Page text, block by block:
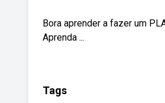
Bora aprender a fazer um
Aprenda ...
Tags